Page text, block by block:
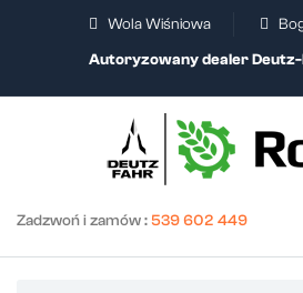
Wola Wiśniowa
Autoryzowany dealer
Zadzwoń i zamów :539 602 449